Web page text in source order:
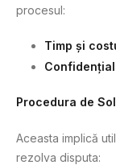
procesul:
Timp și
Procedura de
Aceasta implică
rezolva disputa: